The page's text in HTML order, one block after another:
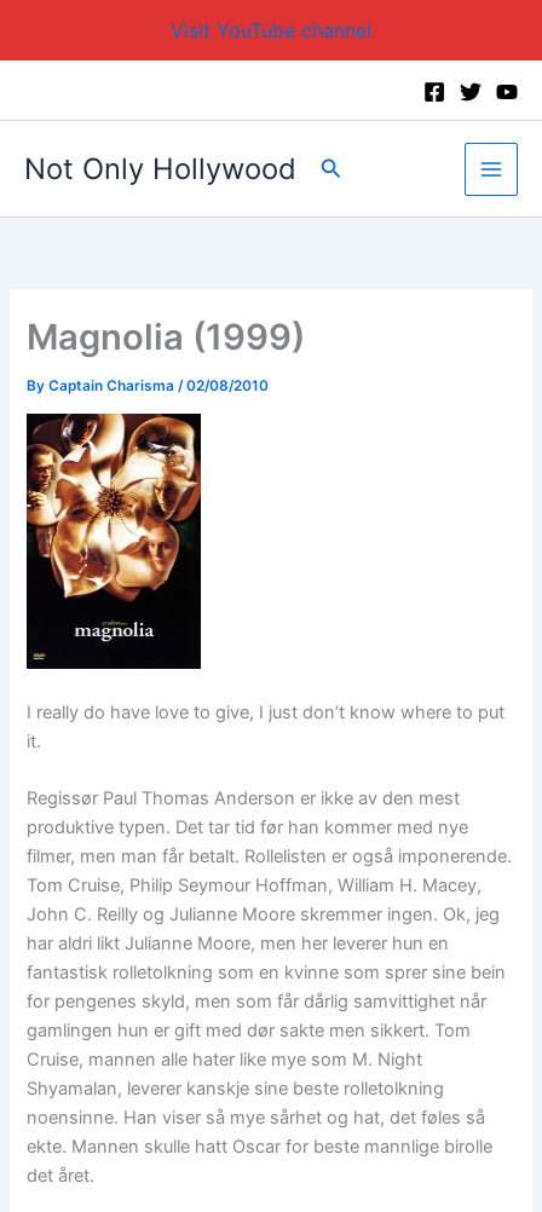
Visit YouTube channel
Not Only Hollywood Search
Magnolia (1999)
ByCaptain Charisma /02/08/2010
I really do have love to give, I just don’t know where to put
it.
Regissør Paul Thomas Anderson er ikke av den mest
produktive typen. Det tar tid før han kommer med nye
filmer, men man får betalt. Rollelisten er også imponerende.
Tom Cruise, Philip Seymour Hoffman, William H. Macey,
John C. Reilly og Julianne Moore skremmer ingen. Ok, jeg
har aldri likt Julianne Moore, men her leverer hun en
fantastisk rolletolkning som en kvinne som sprer sine bein
for pengenes skyld, men som får dårlig samvittighet når
gamlingen hun er gift med dør sakte men sikkert. Tom
Cruise, mannen alle hater like mye som M. Night
Shyamalan, leverer kanskje sine beste rolletolkning
noensinne. Han viser så mye sårhet og hat, det føles så
ekte. Mannen skulle hatt Oscar for beste mannlige birolle
det året.